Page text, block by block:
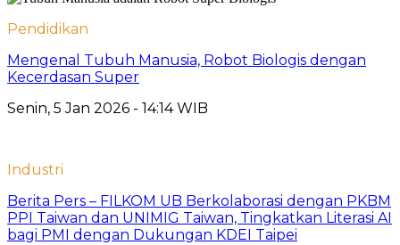
Pendidikan
Mengenal Tubuh Manusia, Robot Biologis dengan
Kecerdasan Super
Senin, 5 Jan 2026 - 14:14 WIB
Industri
Berita Pers – FILKOM UB Berkolaborasi dengan PKBM
PPI Taiwan dan UNIMIG Taiwan, Tingkatkan Literasi AI
bagi PMI dengan Dukungan KDEI Taipei